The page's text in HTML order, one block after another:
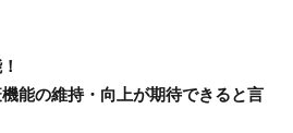
能の維持・向上が期待できると言